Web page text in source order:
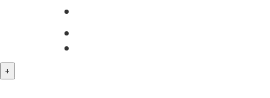
+